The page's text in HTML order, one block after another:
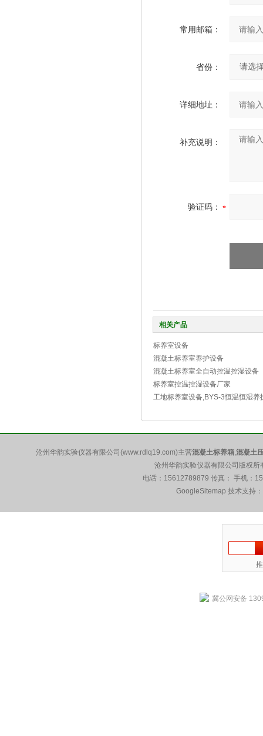
常用邮箱：
省份：
详细地址：
补充说明：
验证码：
相关产品
标养室设备
混凝土标养室养护设备
混凝土标养室全自动控温控湿设备
标养室控温控湿设备厂家
工地标养室设备,BYS-3恒温恒湿
沧州华韵实验仪器有限公司(www.rdlq19.com)主营混凝土标养箱,混凝土
沧州华韵实验仪器有限公司版权
电话：15612789879 传真： 手机：
GoogleSitemap 技术支持
冀公网安备